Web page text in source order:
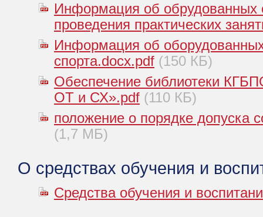
Информация об обрудованных
проведения практических
Информация об
спорта.docx.pdf (150 КБ)
Обеспечение библиотеки
ОТ и СХ».pdf (110 КБ)
положение о порядке допуска
(1,7 МБ)
О средствах обучения и
Средства обучения и